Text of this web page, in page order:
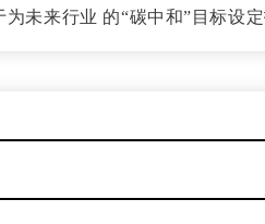
未来行业 的“碳中和”目标设